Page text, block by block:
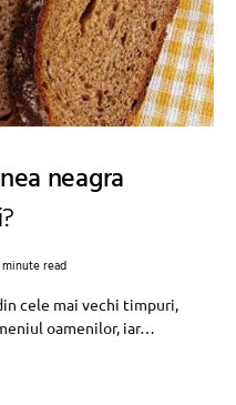
neagra
minute read
cele mai vechi timpuri,
oamenilor, iar…